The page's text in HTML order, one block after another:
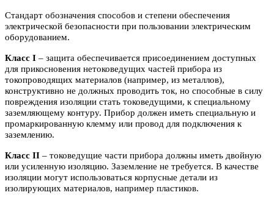
Стандарт обозначения способов и степени обеспечения
электрической безопасности при пользовании электрическим
оборудованием.
Класс I – защита обеспечивается присоединением доступных
для прикосновения нетоковедущих частей прибора из
токопроводящих материалов (например, из металлов),
конструктивно не должных проводить ток, но способные в силу
повреждения изоляции стать токоведущими, к специальному
заземляющему контуру. Прибор должен иметь специальную и
промаркированную клемму или провод для подключения к
заземлению.
Класс II – токоведущие части прибора должны иметь двойную
или усиленную изоляцию. Заземление не требуется. В качестве
изоляции могут использоваться корпусные детали из
изолирующих материалов, например пластиков.